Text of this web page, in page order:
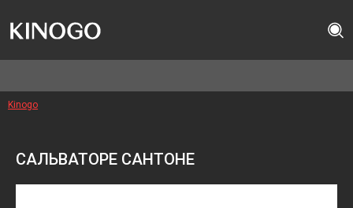
Kinogo
САЛЬВАТОРЕ САНТОНЕ